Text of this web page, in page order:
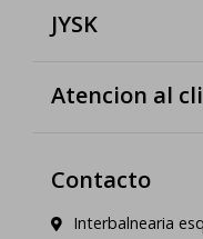
JYSK
Atencion al
Contacto
Interbalnearia